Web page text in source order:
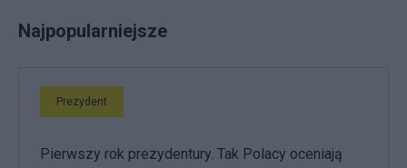
Najpopularniejsze
Prezydent
Pierwszy rok prezydentury. Tak Polacy oceniają